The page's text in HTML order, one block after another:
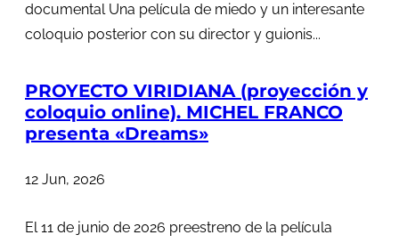
documental Una película de miedo y un interesante
coloquio posterior con su director y guionis...
PROYECTO VIRIDIANA (proyección y
coloquio online). MICHEL FRANCO
presenta «Dreams»
12 Jun, 2026
El 11 de junio de 2026 preestreno de la película